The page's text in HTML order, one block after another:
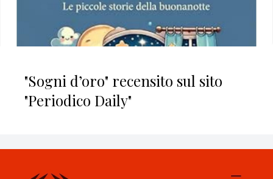
"Sogni d’oro" recensito sul sito
"Periodico Daily"